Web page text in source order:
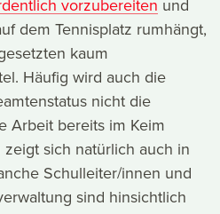
vorzubereiten und
dem Tennisplatz rumhängt,
kaum
Häufig wird auch die
nicht die
Arbeit bereits im Keim
sich natürlich auch in
Schulleiter/innen und
sind hinsichtlich